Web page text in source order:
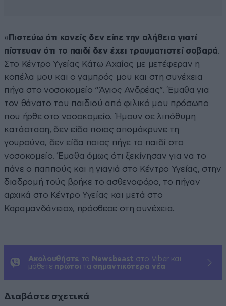
« Πιστεύω ότι κανείς δεν είπε την αλήθεια γιατί
πίστευαν ότι το παιδί δεν έχει τραυματιστεί σοβαρά.
Στο Κέντρο Υγείας Κάτω Αχαΐας με μετέφεραν η
κοπέλα μου και ο γαμπρός μου και στη συνέχεια
πήγα στο νοσοκομείο “Άγιος Ανδρέας”. Έμαθα για
τον θάνατο του παιδιού από φιλικό μου πρόσωπο
που ήρθε στο νοσοκομείο. Ήμουν σε λιπόθυμη
κατάσταση, δεν είδα ποιος απομάκρυνε τη
γουρούνα, δεν είδα ποιος πήγε το παιδί στο
νοσοκομείο. Έμαθα όμως ότι ξεκίνησαν για να το
πάνε ο παππούς και η γιαγιά στο Κέντρο Υγείας, στην
διαδρομή τούς βρήκε το ασθενοφόρο, το πήγαν
αρχικά στο Κέντρο Υγείας και μετά στο
Καραμανδάνειο», πρόσθεσε στη συνέχεια.
Ακολουθήστε το Newsbeast στο Viber και
μάθετε πρώτοι τα σημαντικότερα νέα
Διαβάστε σχετικά